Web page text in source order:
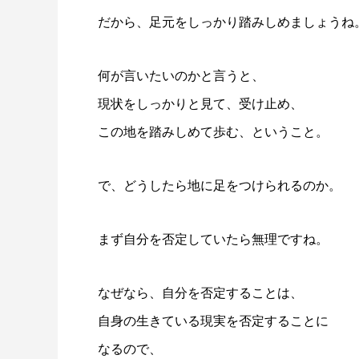
だから、足元をしっかり踏みしめましょうね
何が言いたいのかと言うと、
現状をしっかりと見て、受け止め、
この地を踏みしめて歩む、ということ。
で、どうしたら地に足をつけられるのか。
まず自分を否定していたら無理ですね。
なぜなら、自分を否定することは、
自身の生きている現実を否定することに
なるので、